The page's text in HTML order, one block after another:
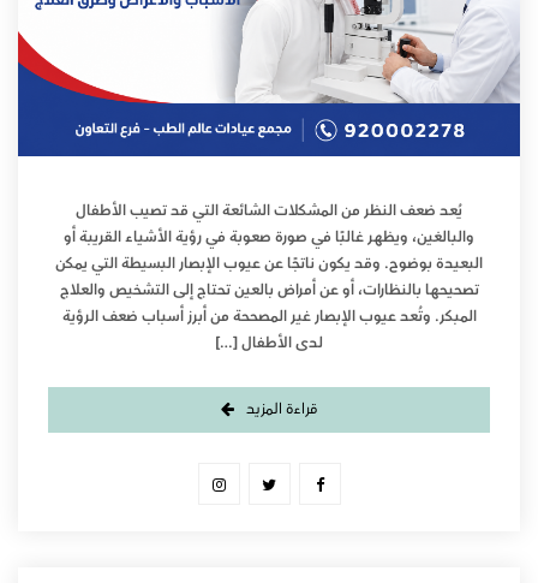
يُعد ضعف النظر من المشكلات الشائعة التي قد تصيب الأطفال
والبالغين، ويظهر غالبًا في صورة صعوبة في رؤية الأشياء القريبة أو
البعيدة بوضوح. وقد يكون ناتجًا عن عيوب الإبصار البسيطة التي يمكن
تصحيحها بالنظارات، أو عن أمراض بالعين تحتاج إلى التشخيص والعلاج
المبكر. وتُعد عيوب الإبصار غير المصححة من أبرز أسباب ضعف الرؤية
لدى الأطفال […]
قراءة المزيد